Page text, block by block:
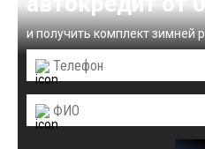
и получить комплект зимней